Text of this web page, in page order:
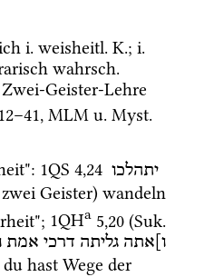
i. weisheitl. K.; i.
wahrsch.
Zwei-Geister-Lehre
12–41, MLM u. Myst.
: 1QS 4,24 יתהלכו
Geister) wandeln
1QHa 5,20 (Suk.
ו]אתה גליתה דרכי אמת
hast Wege der